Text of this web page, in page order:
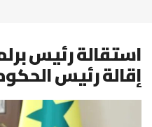
استقالة رئيس
إقالة رئيس